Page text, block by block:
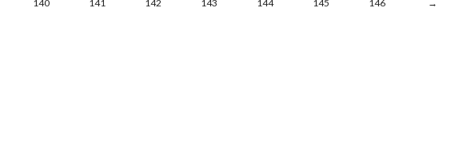
140 141 142 143 144 145 146 →